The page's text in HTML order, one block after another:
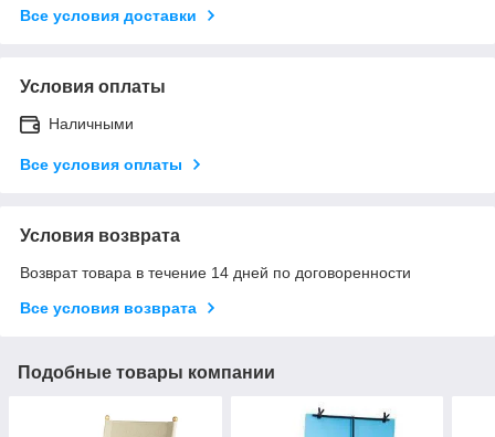
Все условия доставки
Условия оплаты
Наличными
Все условия оплаты
Условия возврата
Возврат товара в течение 14 дней по договоренности
Все условия возврата
Подобные товары компании